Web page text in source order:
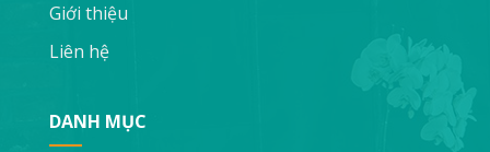
Giới thiệu
Liên hệ
DANH MỤC